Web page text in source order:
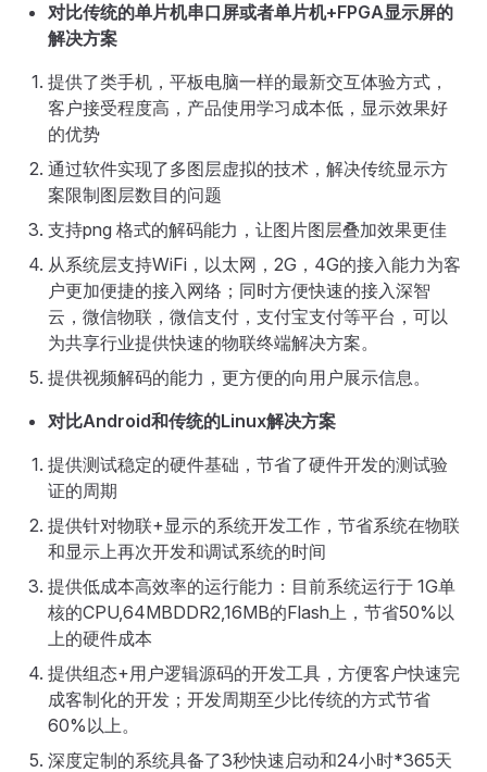
对比传统的单片机串口屏或者单片机+FPGA显示屏的
解决方案
提供了类手机，平板电脑一样的最新交互体验方式，
客户接受程度高，产品使用学习成本低，显示效果好
的优势
通过软件实现了多图层虚拟的技术，解决传统显示方
案限制图层数目的问题
支持png 格式的解码能力，让图片图层叠加效果更佳
从系统层支持WiFi，以太网，2G，4G的接入能力为客
户更加便捷的接入网络；同时方便快速的接入深智
云，微信物联，微信支付，支付宝支付等平台，可以
为共享行业提供快速的物联终端解决方案。
提供视频解码的能力，更方便的向用户展示信息。
对比Android和传统的Linux解决方案
提供测试稳定的硬件基础，节省了硬件开发的测试验
证的周期
提供针对物联+显示的系统开发工作，节省系统在物联
和显示上再次开发和调试系统的时间
提供低成本高效率的运行能力：目前系统运行于 1G单
核的CPU,64MBDDR2,16MB的Flash上，节省50%以
上的硬件成本
提供组态+用户逻辑源码的开发工具，方便客户快速完
成客制化的开发；开发周期至少比传统的方式节省
60%以上。
深度定制的系统具备了3秒快速启动和24小时*365天